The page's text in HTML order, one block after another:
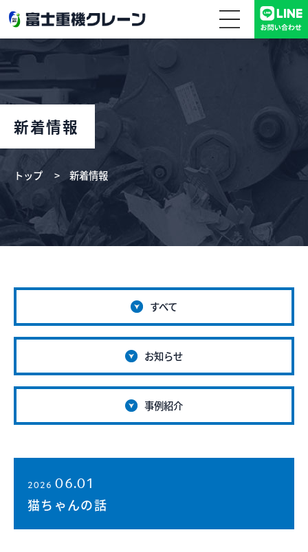
新着情報
トップ 新着情報
すべて
お知らせ
事例紹介
2026 06.01
猫ちゃんの話